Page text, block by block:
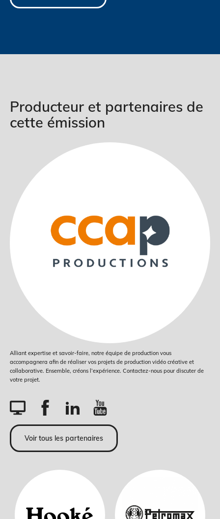
Producteur et partenaires de
cette émission
Alliant expertise et savoir-faire, notre équipe de production vous
accompagnera afin de réaliser vos projets de production vidéo créative et
collaborative. Ensemble, créons l’expérience. Contactez-nous pour discuter de
votre projet.
Voir tous les partenaires